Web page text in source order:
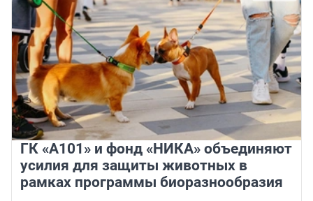
ГК «А101» и фонд «НИКА» объединяют
усилия для защиты животных в
рамках программы биоразнообразия